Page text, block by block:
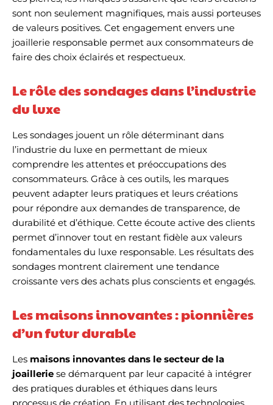
sont non seulement magnifiques, mais aussi porteuses
de valeurs positives. Cet engagement envers une
joaillerie responsable permet aux consommateurs de
faire des choix éclairés et respectueux.
Le rôle des sondages dans l’industrie
du luxe
Les sondages jouent un rôle déterminant dans
l’industrie du luxe en permettant de mieux
comprendre les attentes et préoccupations des
consommateurs. Grâce à ces outils, les marques
peuvent adapter leurs pratiques et leurs créations
pour répondre aux demandes de transparence, de
durabilité et d’éthique. Cette écoute active des clients
permet d’innover tout en restant fidèle aux valeurs
fondamentales du luxe responsable. Les résultats des
sondages montrent clairement une tendance
croissante vers des achats plus conscients et engagés.
Les maisons innovantes : pionnières
d’un futur durable
Les maisons innovantes dans le secteur de la
joaillerie se démarquent par leur capacité à intégrer
des pratiques durables et éthiques dans leurs